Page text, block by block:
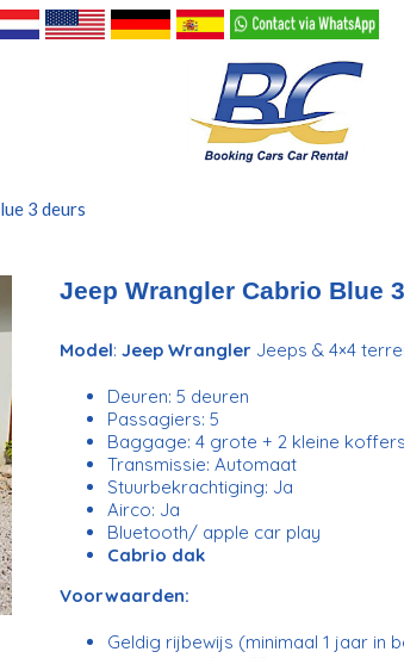
3 deurs
Jeep Wrangler Cabrio Blue
Model: Jeep Wrangler Jeeps & 4×4
Deuren: 5 deuren
Passagiers: 5
Baggage: 4 grote + 2 kleine koffers
Transmissie: Automaat
Stuurbekrachtiging: Ja
Airco: Ja
Bluetooth/ apple car play
Cabrio dak
Voorwaarden:
Geldig rijbewijs (minimaal 1 jaar in